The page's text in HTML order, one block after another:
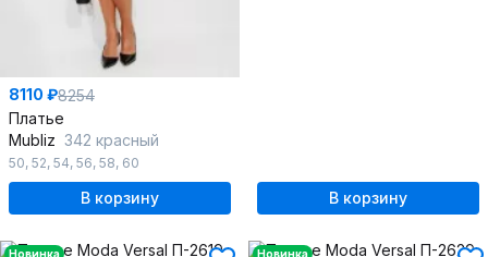
8110 ₽8254
Платье
Mubliz 342 красный
50, 52, 54, 56, 58, 60
В корзину В корзину
Новинка Новинка